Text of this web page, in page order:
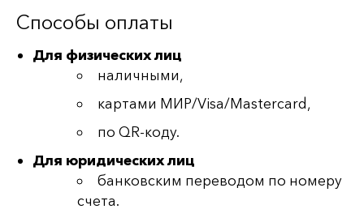
Способы оплаты
Для физических лиц
наличными,
картами МИР/Visa/Mastercard,
по QR-коду.
Для юридических лиц
банковским переводом по номеру
счета.